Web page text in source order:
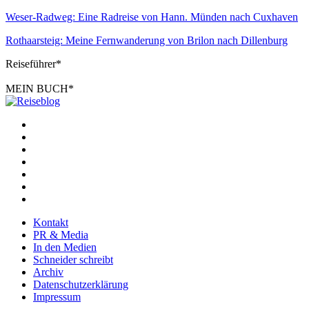
Weser-Radweg: Eine Radreise von Hann. Münden nach Cuxhaven
Rothaarsteig: Meine Fernwanderung von Brilon nach Dillenburg
Reiseführer*
MEIN BUCH*
Kontakt
PR & Media
In den Medien
Schneider schreibt
Archiv
Datenschutzerklärung
Impressum